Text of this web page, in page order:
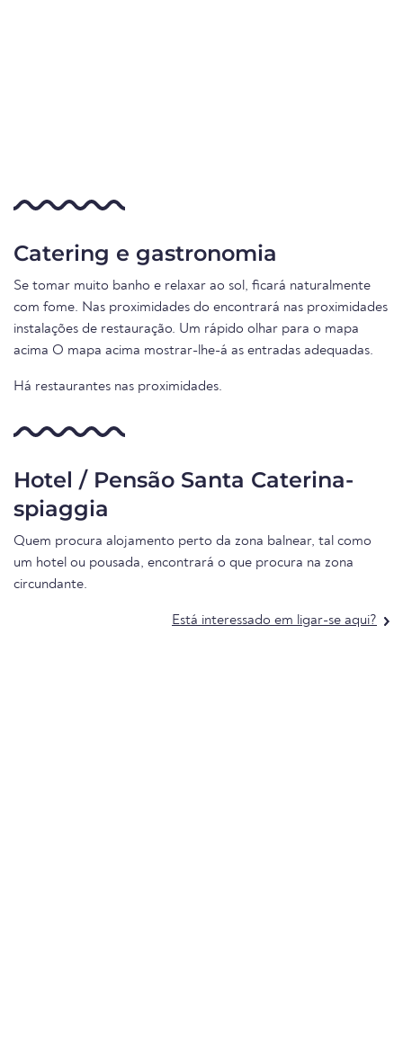
Catering e gastronomia
Se tomar muito banho e relaxar ao sol, ficará naturalmente
com fome. Nas proximidades do encontrará nas proximidades
instalações de restauração. Um rápido olhar para o mapa
acima O mapa acima mostrar-lhe-á as entradas adequadas.
Há restaurantes nas proximidades.
Hotel / Pensão Santa Caterina-
spiaggia
Quem procura alojamento perto da zona balnear, tal como
um hotel ou pousada, encontrará o que procura na zona
circundante.
Está interessado em ligar-se aqui?